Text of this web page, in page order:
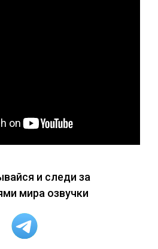
и следи за
мира озвучки